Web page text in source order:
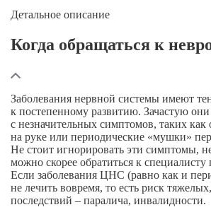
Детальное описание
Когда обращаться к
Заболевания нервной системы имеют
к постепенному развитию. Зачастую
с незначительных симптомов, таких как
на руке или периодические «мушки»
Не стоит игнорировать эти симптомы,
можно скорее обратиться к специалисту
Если заболевания ЦНС (равно как и
не лечить вовремя, то есть риск
последствий – паралича, инвалидности.